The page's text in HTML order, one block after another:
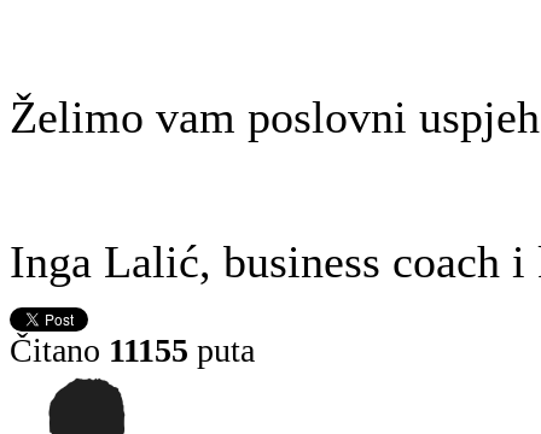
Želimo vam poslovni
Inga Lalić, business coach
Čitano 11155 puta